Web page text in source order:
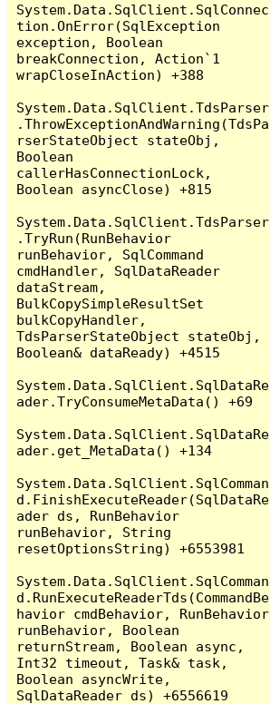
System.Data.SqlClient.SqlConnec
tion.OnError(SqlException
exception, Boolean
breakConnection, Action`1
wrapCloseInAction) +388
System.Data.SqlClient.TdsParser
.ThrowExceptionAndWarning(TdsPa
rserStateObject stateObj,
Boolean
callerHasConnectionLock,
Boolean asyncClose) +815
System.Data.SqlClient.TdsParser
.TryRun(RunBehavior
runBehavior, SqlCommand
cmdHandler, SqlDataReader
dataStream,
BulkCopySimpleResultSet
bulkCopyHandler,
TdsParserStateObject stateObj,
Boolean& dataReady) +4515
System.Data.SqlClient.SqlDataRe
ader.TryConsumeMetaData() +69
System.Data.SqlClient.SqlDataRe
ader.get_MetaData() +134
System.Data.SqlClient.SqlComman
d.FinishExecuteReader(SqlDataRe
ader ds, RunBehavior
runBehavior, String
resetOptionsString) +6553981
System.Data.SqlClient.SqlComman
d.RunExecuteReaderTds(CommandBe
havior cmdBehavior, RunBehavior
runBehavior, Boolean
returnStream, Boolean async,
Int32 timeout, Task& task,
Boolean asyncWrite,
SqlDataReader ds) +6556619